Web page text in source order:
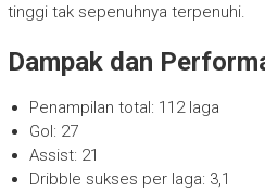
tinggi tak sepenuhnya terpenuhi.
Dampak dan
Penampilan total: 112 laga
Gol: 27
Assist: 21
Dribble sukses per laga: 3,1